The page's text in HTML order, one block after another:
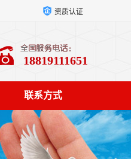
资质认证
18819111651
联系方式